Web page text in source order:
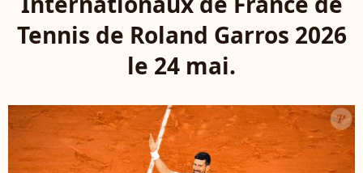
Tennis de Roland Garros 2026
le 24 mai.